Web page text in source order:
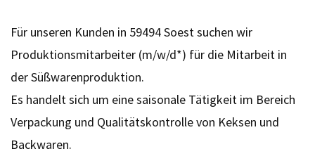
Für unseren Kunden in 59494 Soest suchen wir
Produktionsmitarbeiter (m/w/d*) für die Mitarbeit in
der Süßwarenproduktion.
Es handelt sich um eine saisonale Tätigkeit im Bereich
Verpackung und Qualitätskontrolle von Keksen und
Backwaren.